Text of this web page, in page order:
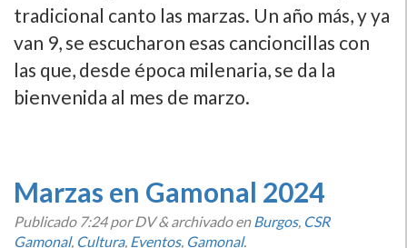
tradicional canto las marzas. Un año más, y ya
van 9, se escucharon esas cancioncillas con
las que, desde época milenaria, se da la
bienvenida al mes de marzo.
Marzas en Gamonal 2024
Publicado 7:24por DV&archivado enBurgos, CSR
Gamonal, Cultura, Eventos, Gamonal.